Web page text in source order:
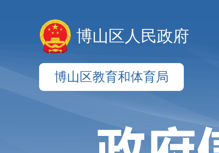
博山区人民政府
博山区教育和体育局